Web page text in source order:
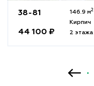
38-81
44 100 ₽
146.9 м2
Кирпич
2 этажа